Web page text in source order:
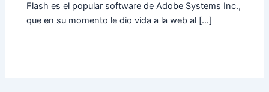
Flash es el popular software de Adobe Systems Inc.,
que en su momento le dio vida a la web al […]